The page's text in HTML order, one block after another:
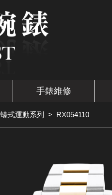
手錶維修
蠔式運動系列 > RX054110